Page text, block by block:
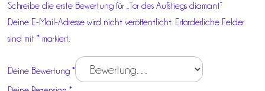
Schreibe die erste Bewertung für „Tor des Aufstiegs diamant“
Deine E-Mail-Adresse wird nicht veröffentlicht. Erforderliche Felder
sind mit* markiert.
Deine Bewertung*